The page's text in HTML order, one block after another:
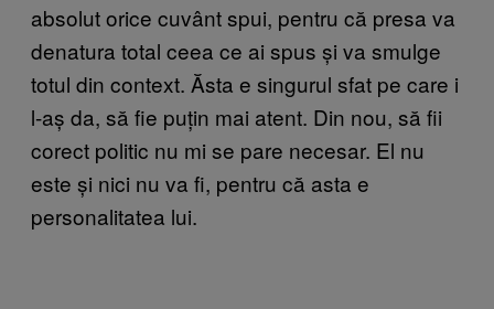
absolut orice cuvânt spui, pentru că presa va
denatura total ceea ce ai spus și va smulge
totul din context. Ăsta e singurul sfat pe care i
l-aș da, să fie puțin mai atent. Din nou, să fii
corect politic nu mi se pare necesar. El nu
este și nici nu va fi, pentru că asta e
personalitatea lui.